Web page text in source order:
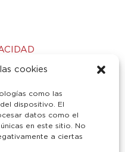
cookies
como las
dispositivo. El
datos como el
en este sitio. No
a ciertas